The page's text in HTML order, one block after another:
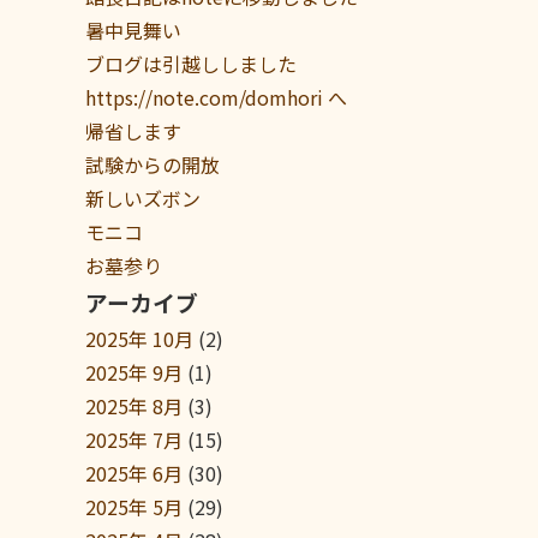
暑中見舞い
ブログは引越ししました
https://note.com/domhori へ
帰省します
試験からの開放
新しいズボン
モニコ
お墓参り
アーカイブ
2025年 10月 (2)
2025年 9月 (1)
2025年 8月 (3)
2025年 7月 (15)
2025年 6月 (30)
2025年 5月 (29)